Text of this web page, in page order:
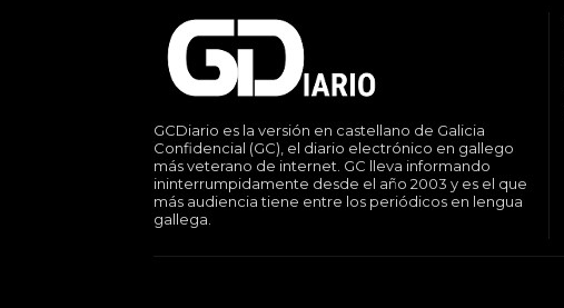
GCDiario es la versión en castellano de Galicia
Confidencial (GC), el diario electrónico en gallego
más veterano de internet. GC lleva informando
ininterrumpidamente desde el año 2003 y es el que
más audiencia tiene entre los periódicos en lengua
gallega.